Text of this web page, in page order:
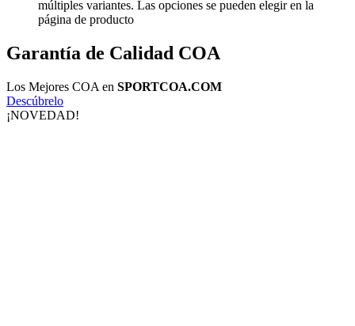
múltiples variantes. Las opciones se pueden elegir en la
página de producto
Garantía de Calidad COA
Los Mejores COA en SPORTCOA.COM
Descúbrelo
¡NOVEDAD!